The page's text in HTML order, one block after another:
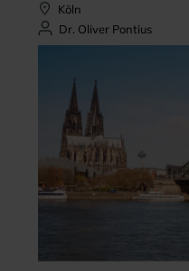
Köln
Dr. Oliver Pontius